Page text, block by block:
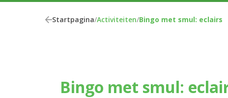
Startpagina/Activiteiten/Bingo met smul: eclairs
Bingo met smul: